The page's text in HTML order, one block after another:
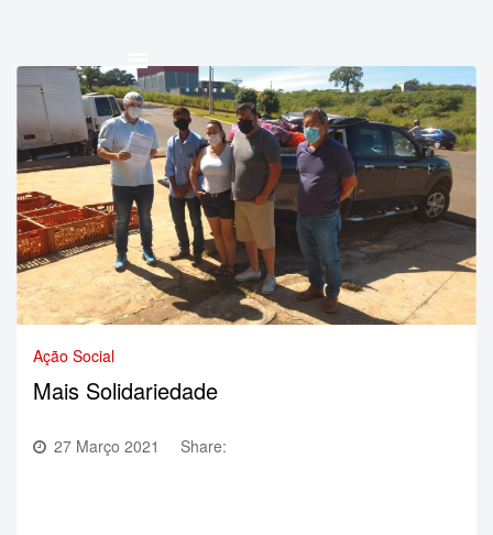
Ação Social
Mais Solidariedade
27 Março 2021 Share: